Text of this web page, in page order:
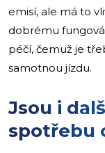
emisí, ale má to
dobrému
péčí, čemuž je
samotnou jízdu.
Jsou i
spotřebu